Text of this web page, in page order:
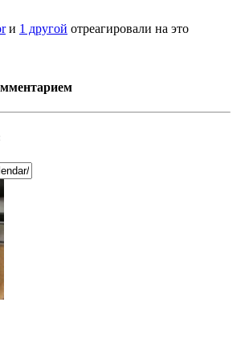
и 1 другой отреагировали на это